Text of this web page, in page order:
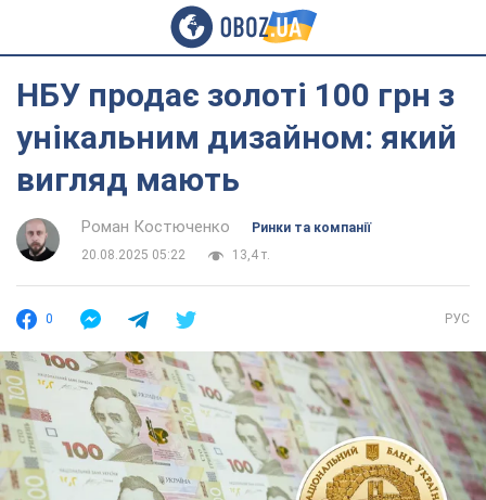
НБУ продає золоті 100 грн з
унікальним дизайном: який
вигляд мають
Роман Костюченко
Ринки та компанії
20.08.2025 05:22
13,4 т.
0 РУС